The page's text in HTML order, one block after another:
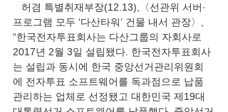
허겸 특별취재부장(12.13),〈선관위 서버·
프로그램 모두 ‘다산타워’ 건물 내서 관장〉,
“한국전자투표회사는 다산그룹의 자회사로
2017년 2월 3일 설립됐다. 한국전자투표회사
는 설립과 동시에 한국 중앙선거관리위원회
에 전자투표 소프트웨어를 독과점으로 납품
관리하는 업체로 선정됐고 대한민국 제19대